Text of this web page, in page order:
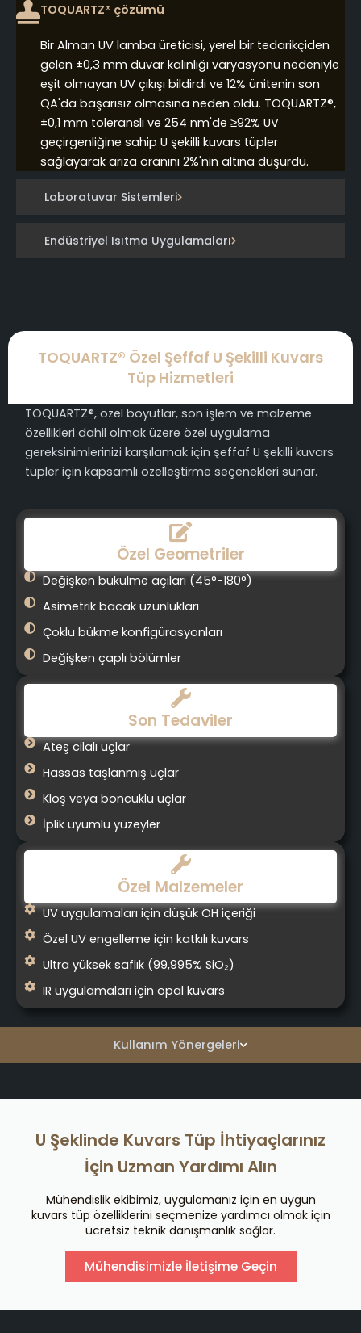
Kullanım Yönergeleri
Laboratuvar Sistemleri
Endüstriyel Isıtma Uygulamaları
TOQUARTZ® çözümü
Bir Alman UV lamba üreticisi, yerel bir tedarikçiden
gelen ±0,3 mm duvar kalınlığı varyasyonu nedeniyle
eşit olmayan UV çıkışı bildirdi ve 12% ünitenin son
QA'da başarısız olmasına neden oldu. TOQUARTZ®,
±0,1 mm toleranslı ve 254 nm'de ≥92% UV
geçirgenliğine sahip U şekilli kuvars tüpler
sağlayarak arıza oranını 2%'nin altına düşürdü.
TOQUARTZ® Özel Şeffaf U Şekilli Kuvars
Tüp Hizmetleri
TOQUARTZ®, özel boyutlar, son işlem ve malzeme
özellikleri dahil olmak üzere özel uygulama
gereksinimlerinizi karşılamak için şeffaf U şekilli kuvars
tüpler için kapsamlı özelleştirme seçenekleri sunar.
Özel Geometriler
Değişken bükülme açıları (45°-180°)
Asimetrik bacak uzunlukları
Çoklu bükme konfigürasyonları
Değişken çaplı bölümler
Son Tedaviler
Ateş cilalı uçlar
Hassas taşlanmış uçlar
Kloş veya boncuklu uçlar
İplik uyumlu yüzeyler
Özel Malzemeler
UV uygulamaları için düşük OH içeriği
Özel UV engelleme için katkılı kuvars
Ultra yüksek saflık (99,995% SiO₂)
IR uygulamaları için opal kuvars
U Şeklinde Kuvars Tüp İhtiyaçlarınız
İçin Uzman Yardımı Alın
Mühendislik ekibimiz, uygulamanız için en uygun
kuvars tüp özelliklerini seçmenize yardımcı olmak için
ücretsiz teknik danışmanlık sağlar.
Mühendisimizle İletişime Geçin